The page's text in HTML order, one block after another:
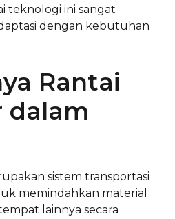
teknologi ini sangat
dengan kebutuhan
Rantai
dalam
sistem transportasi
memindahkan material
lainnya secara